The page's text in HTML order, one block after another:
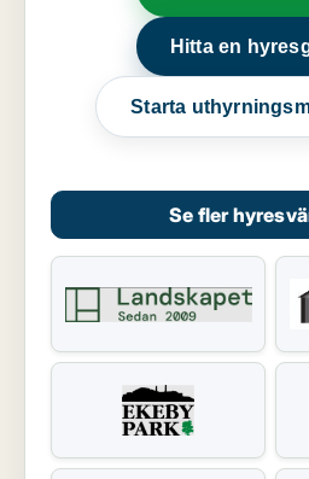
Hitta en
Starta
Se fler